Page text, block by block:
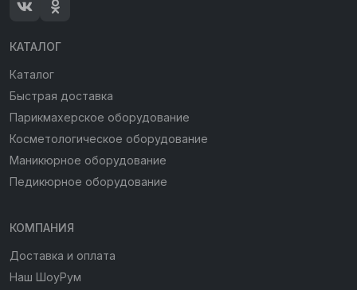
КАТАЛОГ
Каталог
Быстрая доставка
Парикмахерское оборудование
Косметологическое оборудование
Маникюрное оборудование
Педикюрное оборудование
КОМПАНИЯ
Доставка и оплата
Наш ШоуРум